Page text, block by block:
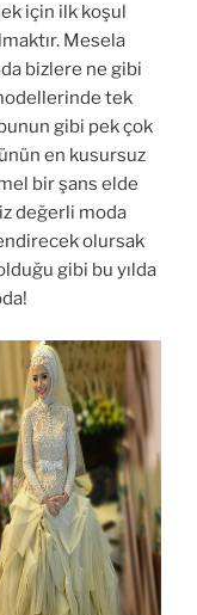
için ilk koşul
Mesela
bizlere ne gibi
tek
gibi pek çok
en kusursuz
bir şans elde
değerli moda
olursak
gibi bu yılda